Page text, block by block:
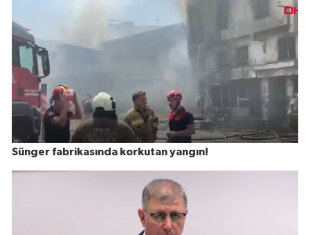
Sünger fabrikasında korkutan yangın!